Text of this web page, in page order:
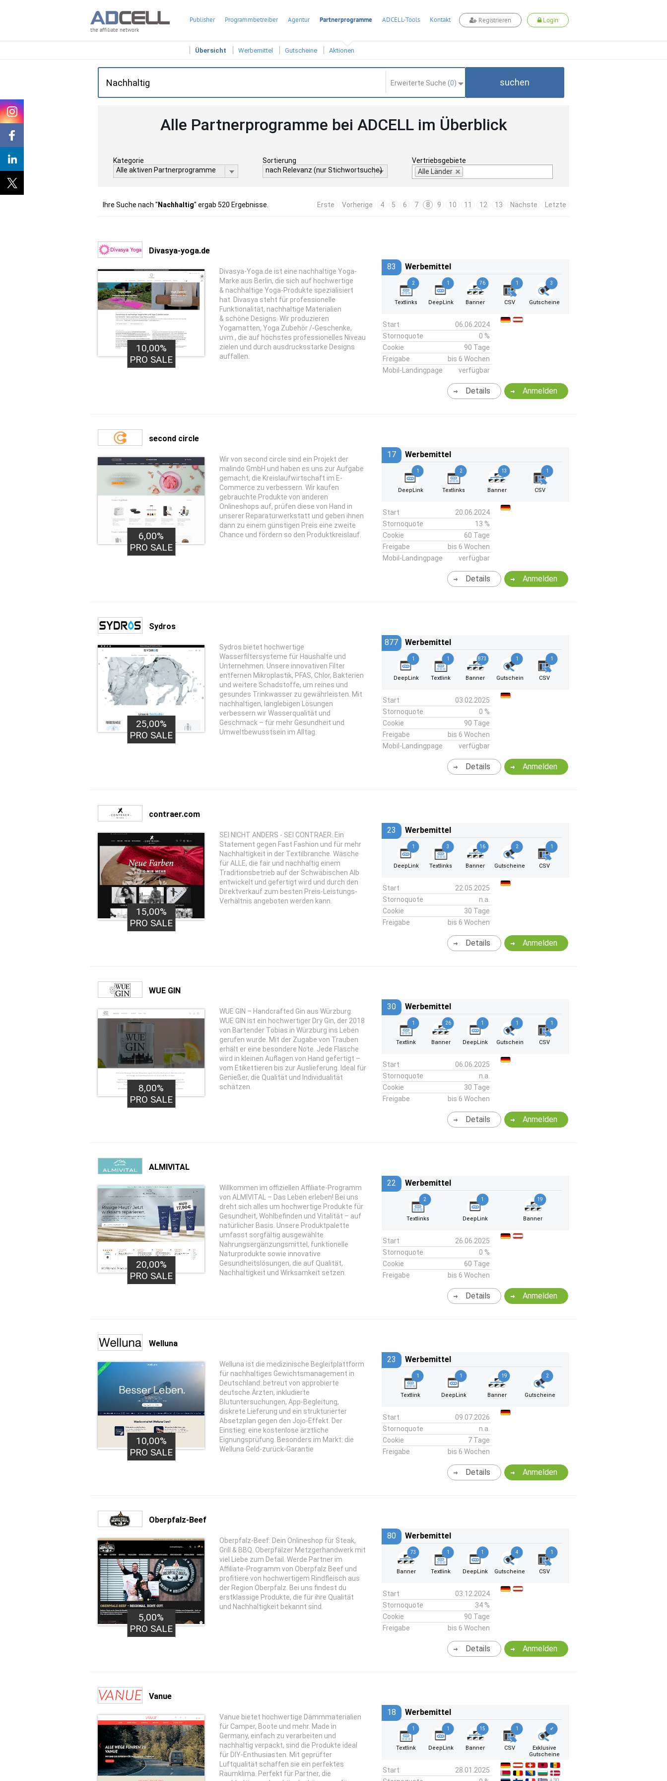
the affiliate network
Publisher Programmbetreiber Agentur Partnerprogramme ADCELL-Tools Kontakt Registrieren Login
Übersicht Werbemittel Gutscheine Aktionen
Erweiterte Suche (0) suchen
Alle Partnerprogramme bei ADCELL im Überblick
Kategorie
Alle aktiven Partnerprogramme
Sortierung
nach Relevanz (nur Stichwortsuche)
Vertriebsgebiete
Alle Länder
Ihre Suche nach " Nachhaltig" ergab 520 Ergebnisse. Erste Vorherige 4 5 6 7 8 9 10 11 12 13 Nächste Letzte
Divasya-yoga.de
10,00%
PRO SALE
Divasya-Yoga.de ist eine nachhaltige Yoga-
Marke aus Berlin, die sich auf hochwertige
& nachhaltige Yoga-Produkte spezialisiert
hat. Divasya steht für professionelle
Funktionalität, nachhaltige Materialien
& schöne Designs. Wir produzieren
Yogamatten, Yoga Zubehör /-Geschenke,
uvm., die auf höchstes professionelles Niveau
zielen und durch ausdrucksstarke Designs
auffallen.
83 Werbemittel
2
Textlinks
1
DeepLink
76
Banner
1
CSV
3
Gutscheine
Start
06.06.2024
Stornoquote
0 %
Cookie
90 Tage
Freigabe
bis 6 Wochen
Mobil-Landingpage
verfügbar
Anmelden
Details
second circle
6,00%
PRO SALE
Wir von second circle sind ein Projekt der
malindo GmbH und haben es uns zur Aufgabe
gemacht, die Kreislaufwirtschaft im E-
Commerce zu verbessern. Wir kaufen
gebrauchte Produkte von anderen
Onlineshops auf, prüfen diese von Hand in
unserer Reparaturwerkstatt und geben ihnen
dann zu einem günstigen Preis eine zweite
Chance und fördern so den Produktkreislauf.
17 Werbemittel
1
DeepLink
2
Textlinks
13
Banner
1
CSV
Start
20.06.2024
Stornoquote
13 %
Cookie
60 Tage
Freigabe
bis 6 Wochen
Mobil-Landingpage
verfügbar
Anmelden
Details
Sydros
25,00%
PRO SALE
Sydros bietet hochwertige
Wasserfiltersysteme für Haushalte und
Unternehmen. Unsere innovativen Filter
entfernen Mikroplastik, PFAS, Chlor, Bakterien
und weitere Schadstoffe, um reines und
gesundes Trinkwasser zu gewährleisten. Mit
nachhaltigen, langlebigen Lösungen
verbessern wir Wasserqualität und
Geschmack – für mehr Gesundheit und
Umweltbewusstsein im Alltag.
877 Werbemittel
1
DeepLink
1
Textlink
873
Banner
1
Gutschein
1
CSV
Start
03.02.2025
Stornoquote
0 %
Cookie
90 Tage
Freigabe
bis 6 Wochen
Mobil-Landingpage
verfügbar
Anmelden
Details
contraer.com
15,00%
PRO SALE
SEI NICHT ANDERS - SEI CONTRAER. Ein
Statement gegen Fast Fashion und für mehr
Nachhaltigkeit in der Textilbranche. Wäsche
für ALLE, die fair und nachhaltig einem
Traditionsbetrieb auf der Schwäbischen Alb
entwickelt und gefertigt wird und durch den
Direktverkauf zum besten Preis-Leistungs-
Verhältnis angeboten werden kann.
23 Werbemittel
1
DeepLink
3
Textlinks
16
Banner
2
Gutscheine
1
CSV
Start
22.05.2025
Stornoquote
n.a.
Cookie
30 Tage
Freigabe
bis 6 Wochen
Anmelden
Details
WUE GIN
8,00%
PRO SALE
WUE GIN – Handcrafted Gin aus Würzburg.
WUE GIN ist ein hochwertiger Dry Gin, der 2018
von Bartender Tobias in Würzburg ins Leben
gerufen wurde. Mit der Zugabe von Trauben
erhält er eine besondere Note. Jede Flasche
wird in kleinen Auflagen von Hand gefertigt –
vom Etikettieren bis zur Auslieferung. Ideal für
Genießer, die Qualität und Individualität
schätzen.
30 Werbemittel
1
Textlink
26
Banner
1
DeepLink
1
Gutschein
1
CSV
Start
06.06.2025
Stornoquote
n.a.
Cookie
30 Tage
Freigabe
bis 6 Wochen
Anmelden
Details
ALMIVITAL
20,00%
PRO SALE
Willkommen im offiziellen Affiliate-Programm
von ALMIVITAL – Das Leben erleben! Bei uns
dreht sich alles um hochwertige Produkte für
Gesundheit, Wohlbefinden und Vitalität – auf
natürlicher Basis. Unsere Produktpalette
umfasst sorgfältig ausgewählte
Nahrungsergänzungsmittel, funktionelle
Naturprodukte sowie innovative
Gesundheitslösungen, die auf Qualität,
Nachhaltigkeit und Wirksamkeit setzen.
22 Werbemittel
2
Textlinks
1
DeepLink
19
Banner
Start
26.06.2025
Stornoquote
0 %
Cookie
60 Tage
Freigabe
bis 6 Wochen
Anmelden
Details
Welluna
10,00%
PRO SALE
Welluna ist die medizinische Begleitplattform
für nachhaltiges Gewichtsmanagement in
Deutschland: betreut von approbierte
deutsche Ärzten, inkludierte
Blutuntersuchungen, App-Begleitung,
diskrete Lieferung und ein strukturierter
Absetzplan gegen den Jojo-Effekt. Der
Einstieg: eine kostenlose ärztliche
Eignungsprüfung. Besonders im Markt: die
Welluna Geld-zurück-Garantie
23 Werbemittel
1
Textlink
1
DeepLink
19
Banner
2
Gutscheine
Start
09.07.2026
Stornoquote
n.a.
Cookie
7 Tage
Freigabe
bis 6 Wochen
Anmelden
Details
Oberpfalz-Beef
5,00%
PRO SALE
Oberpfalz-Beef: Dein Onlineshop für Steak,
Grill & BBQ. Oberpfälzer Metzgerhandwerk mit
viel Liebe zum Detail. Werde Partner im
Affiliate-Programm von Oberpfalz Beef und
profitiere von hochwertigem Rindfleisch aus
der Region Oberpfalz. Bei uns findest du
erstklassige Produkte, die für ihre Qualität
und Nachhaltigkeit bekannt sind.
80 Werbemittel
73
Banner
1
Textlink
1
DeepLink
4
Gutscheine
1
CSV
Start
03.12.2024
Stornoquote
34 %
Cookie
90 Tage
Freigabe
bis 6 Wochen
Anmelden
Details
Vanue
Vanue bietet hochwertige Dämmmaterialien
für Camper, Boote und mehr. Made in
Germany, einfach zu verarbeiten und
nachhaltig verpackt, sind die Produkte ideal
für DIY-Enthusiasten. Mit geprüfter
Luftqualität schaffen sie ein perfektes
Raumklima. Perfekt für Partner, die
18 Werbemittel
1
Textlink
1
DeepLink
15
Banner
1
CSV
✔
Exklusive
Gutscheine
Start
28.01.2025